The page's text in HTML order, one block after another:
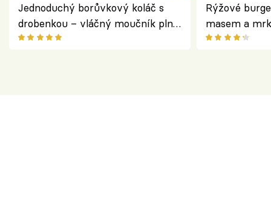
Jednoduchý borůvkový koláč s
drobenkou – vláčný moučník plný
ovoce
Rýžové
masem a
salátem –